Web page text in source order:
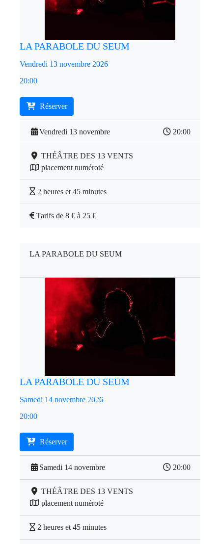
LA PARABOLE DU SEUM
Vendredi 13 novembre 2026
20:00
Réserver
Vendredi 13 novembre 20:00
THÉÂTRE DES 13 VENTS
placement numéroté
2 heures et 45 minutes
Tarifs de 8 € à 25 €
LA PARABOLE DU SEUM
LA PARABOLE DU SEUM
Samedi 14 novembre 2026
20:00
Réserver
Samedi 14 novembre 20:00
THÉÂTRE DES 13 VENTS
placement numéroté
2 heures et 45 minutes